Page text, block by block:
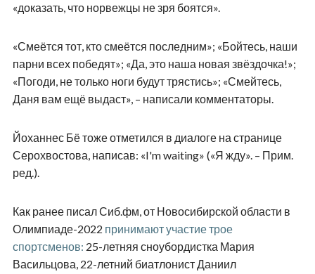
«доказать, что норвежцы не зря боятся».
«Смеётся тот, кто смеётся последним»; «Бойтесь, наши
парни всех победят»; «Да, это наша новая звёздочка!»;
«Погоди, не только ноги будут трястись»; «Смейтесь,
Даня вам ещё выдаст», – написали комментаторы.
Йоханнес Бё тоже отметился в диалоге на странице
Серохвостова, написав: «I'm waiting» («Я жду». – Прим.
ред.).
Как ранее писал Сиб.фм, от Новосибирской области в
Олимпиаде-2022 принимают участие трое
спортсменов: 25-летняя сноубордистка Мария
Васильцова, 22-летний биатлонист Даниил